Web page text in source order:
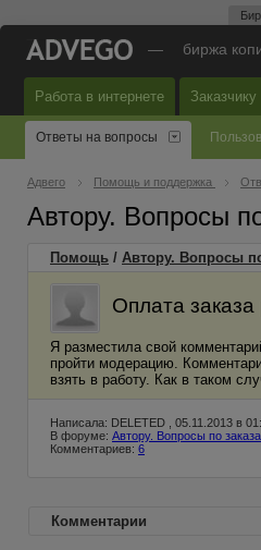
— биржа
Работа в интернете Заказчику
Ответы на вопросы
Адвего Помощь и поддержка
Автору. Вопросы
Помощь / Автору. Вопросы
Оплата
Я разместила свой
пройти модерацию.
взять в работу. Как в таком
Написала: DELETED , 05.11.2013 в
В форуме: Автору. Вопросы по
Комментариев: 6
Комментарии